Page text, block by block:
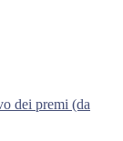
dei premi (da